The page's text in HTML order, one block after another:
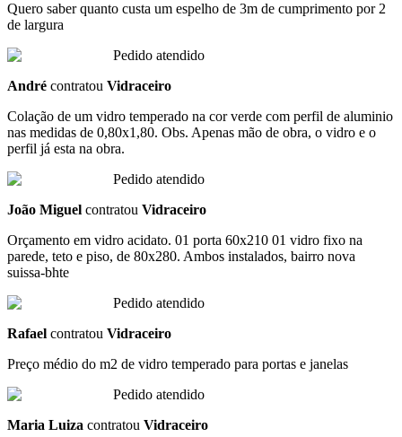
Quero saber quanto custa um espelho de 3m de cumprimento por 2
de largura
Pedido atendido
André contratou Vidraceiro
Colação de um vidro temperado na cor verde com perfil de aluminio
nas medidas de 0,80x1,80. Obs. Apenas mão de obra, o vidro e o
perfil já esta na obra.
Pedido atendido
João Miguel contratou Vidraceiro
Orçamento em vidro acidato. 01 porta 60x210 01 vidro fixo na
parede, teto e piso, de 80x280. Ambos instalados, bairro nova
suissa-bhte
Pedido atendido
Rafael contratou Vidraceiro
Preço médio do m2 de vidro temperado para portas e janelas
Pedido atendido
Maria Luiza contratou Vidraceiro